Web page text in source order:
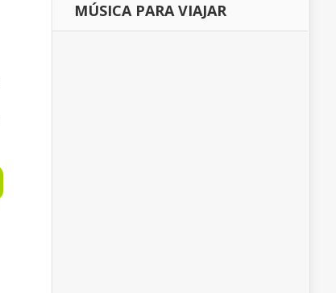
MÚSICA PARA VIAJAR